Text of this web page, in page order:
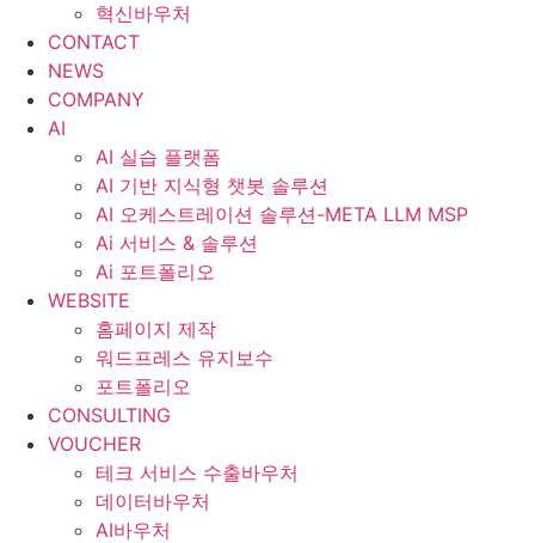
혁신바우처
CONTACT
NEWS
COMPANY
AI
AI 실습 플랫폼
AI 기반 지식형 챗봇 솔루션
AI 오케스트레이션 솔루션-META LLM MSP
Ai 서비스 & 솔루션
Ai 포트폴리오
WEBSITE
홈페이지 제작
워드프레스 유지보수
포트폴리오
CONSULTING
VOUCHER
테크 서비스 수출바우처
데이터바우처
AI바우처